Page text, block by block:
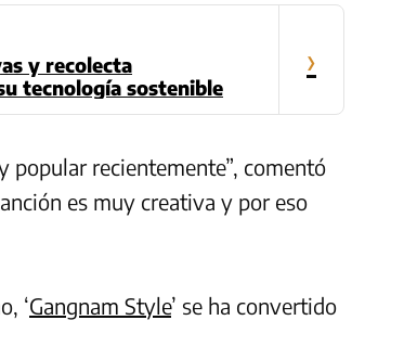
y recolecta
tecnología sostenible
›
popular recientemente”, comentó
es muy creativa y por eso
‘Gangnam Style’ se ha convertido